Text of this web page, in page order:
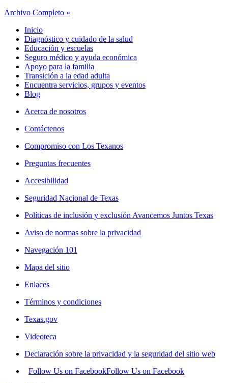
Archivo Completo »
Inicio
Diagnóstico y cuidado de la salud
Educación y escuelas
Seguro médico y ayuda económica
Apoyo para la familia
Transición a la edad adulta
Encuentra servicios, grupos y eventos
Blog
Acerca de nosotros
Contáctenos
Compromiso con Los Texanos
Preguntas frecuentes
Accesibilidad
Seguridad Nacional de Texas
Políticas de inclusión y exclusión Avancemos Juntos Texas
Aviso de normas sobre la privacidad
Navegación 101
Mapa del sitio
Enlaces
Términos y condiciones
Texas.gov
Videoteca
Declaración sobre la privacidad y la seguridad del sitio web
Follow Us on FacebookFollow Us on Facebook